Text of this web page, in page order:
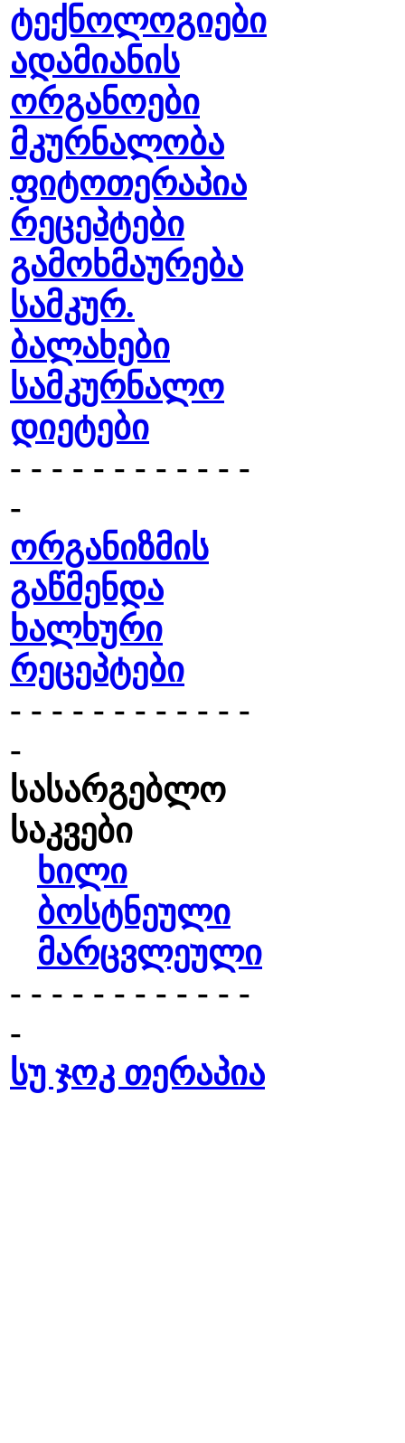
ტექნოლოგიები
ადამიანის
ორგანოები
მკურნალობა
ფიტოთერაპია
რეცეპტები
გამოხმაურება
სამკურ.
ბალახები
სამკურნალო
დიეტები
- - - - - - - - - - - -
-
ორგანიზმის
გაწმენდა
ხალხური
რეცეპტები
- - - - - - - - - - - -
-
სასარგებლო
საკვები
ხილი
ბოსტნეული
მარცვლეული
- - - - - - - - - - - -
-
სუ ჯოკ თერაპია